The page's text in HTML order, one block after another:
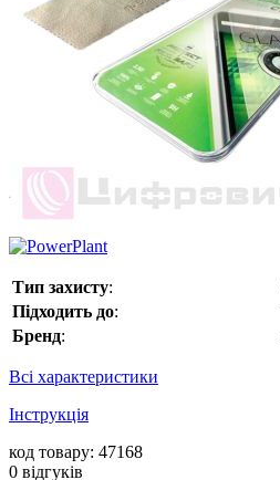
Тип захисту:
Підходить до:
Бренд:
Всі характеристики
Інструкція
код товару: 47168
0 відгуків